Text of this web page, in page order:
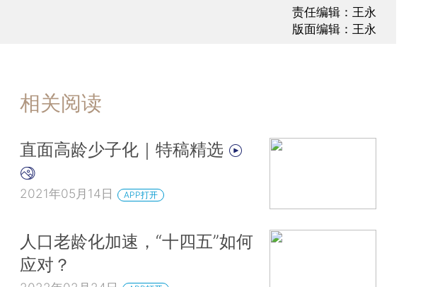
责任编辑：王永
版面编辑：王永
相关阅读
直面高龄少子化｜特稿精选
2021年05月14日 APP打开
人口老龄化加速，“十四五”如何
应对？